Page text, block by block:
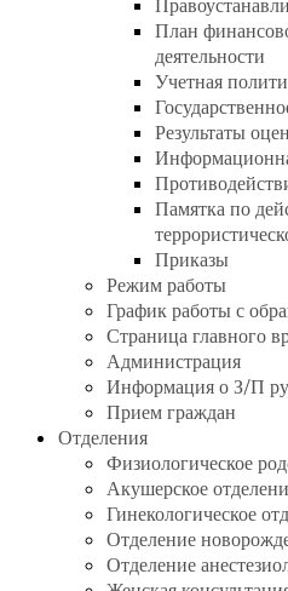
План
деятельности
Учетная
Результаты
Памятка по
Приказы
Режим работы
График работы с
Страница главного
Администрация
Информация о З/П
Прием граждан
Отделения
Физиологическое
Акушерское
Гинекологическое
Отделение
Отделение